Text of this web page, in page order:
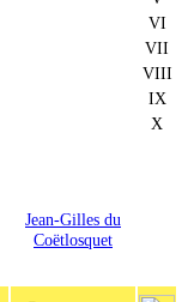
VI
VII
VIII
IX
X
Jean-Gilles du
Coëtlosquet